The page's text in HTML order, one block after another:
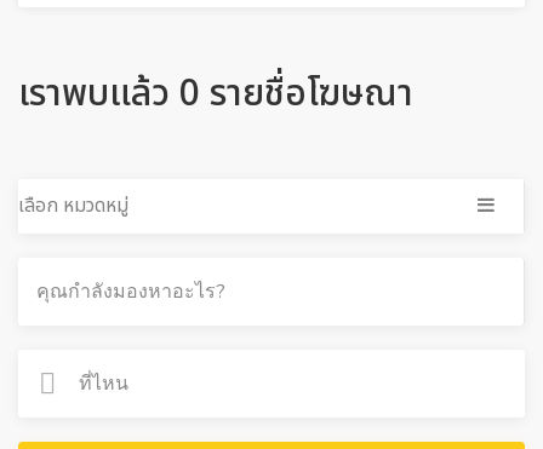
เราพบแล้ว 0 รายชื่อโฆษณา
เลือก หมวดหมู่